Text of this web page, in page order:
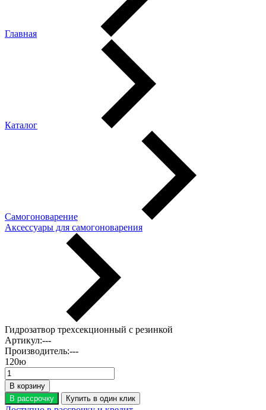
Главная
Каталог
Самогоноварение
Аксессуары для самогоноварения
Гидрозатвор трехсекционный с резинкой
Артикул:---
Производитель:---
120ю
В корзину
В рассрочку
Купить в один клик